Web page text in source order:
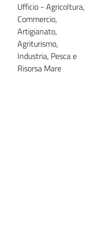
Ufficio - Agricoltura,
Commercio,
Artigianato,
Agriturismo,
Industria, Pesca e
Risorsa Mare